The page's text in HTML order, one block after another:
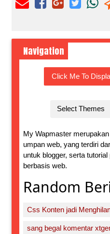
Navigation
Click Me To
My Wapmaster
umpan web, yang terdiri
untuk blogger, serta
berbasis web.
Random
Css Konten jadi
sang begal komentar